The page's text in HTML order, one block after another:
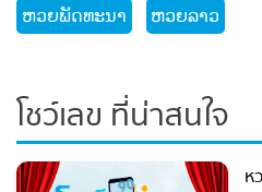
ຫວຍພັດທະນາ
ຫວຍລາວ
โชว์เลข ที่น่าสนใจ
ห